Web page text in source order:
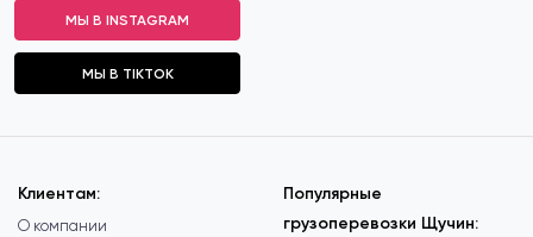
МЫ В INSTAGRAM
МЫ В TIKTOK
Клиентам:
О компании
Популярные
грузоперевозки Щучин: